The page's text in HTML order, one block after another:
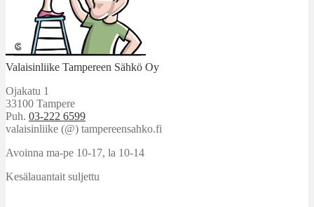
Valaisinliike Tampereen Sähkö Oy
Ojakatu 1
33100 Tampere
Puh. 03-222 6599
valaisinliike (@) tampereensahko.fi
Avoinna ma-pe 10-17, la 10-14
Kesälauantait suljettu